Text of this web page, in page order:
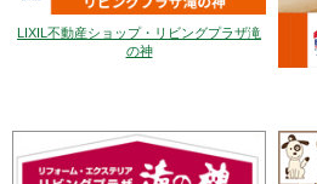
LIXIL不動産ショップ・リビングプラザ滝
の神